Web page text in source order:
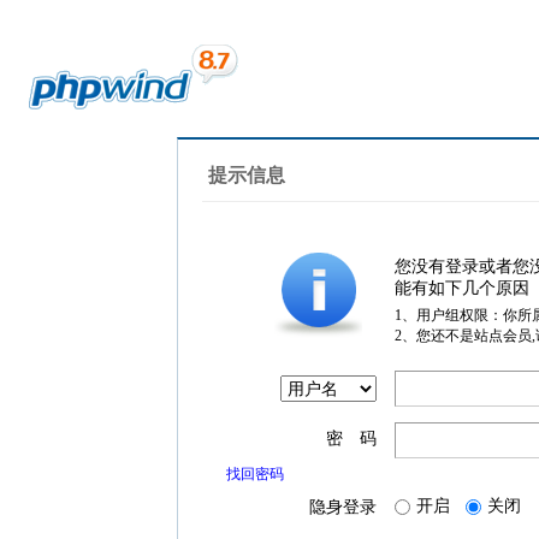
提示信息
您没有登录或者您
能有如下几个原因
1、用户组权限：你所
2、您还不是站点会员
密 码
找回密码
隐身登录 开启 关闭